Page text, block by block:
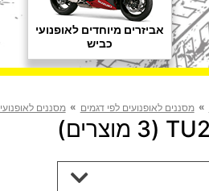
אביזרים מיוחדים לאופנועי
כביש
» מסננים לאופנועים לפי דגמים » מסננים לאופנועי Suzuki